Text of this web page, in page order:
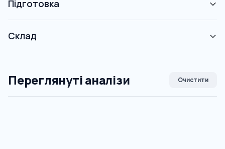
Підготовка
Склад
Переглянуті аналізи Очистити